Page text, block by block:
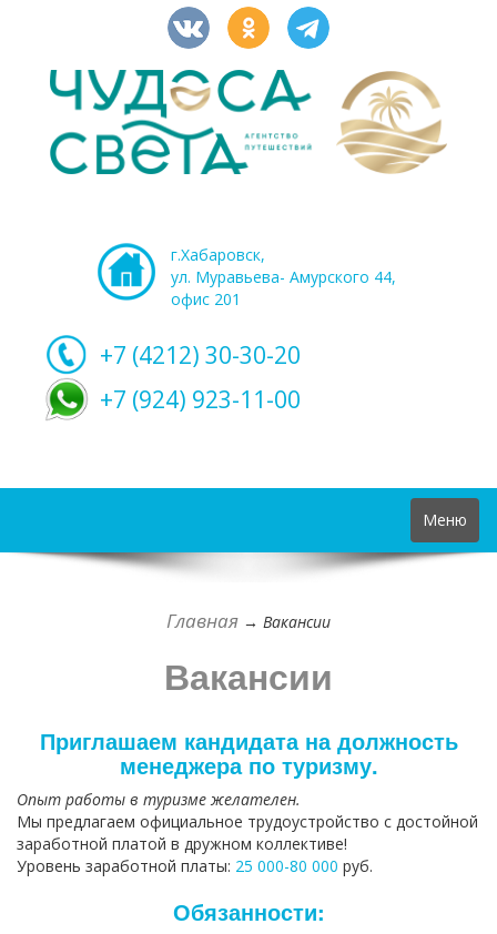
г.Хабаровск,
ул. Муравьева- Амурского 44,
офис 201
+7 (4212) 30-30-20
+7 (924) 923-11-00
Toggle
navigation
Меню
Главная → Вакансии
Вакансии
Приглашаем кандидата на должность
менеджера по туризму.
Опыт работы в туризме желателен.
Мы предлагаем официальное трудоустройство с достойной
заработной платой в дружном коллективе!
Уровень заработной платы: 25 000-80 000 руб.
Обязанности: